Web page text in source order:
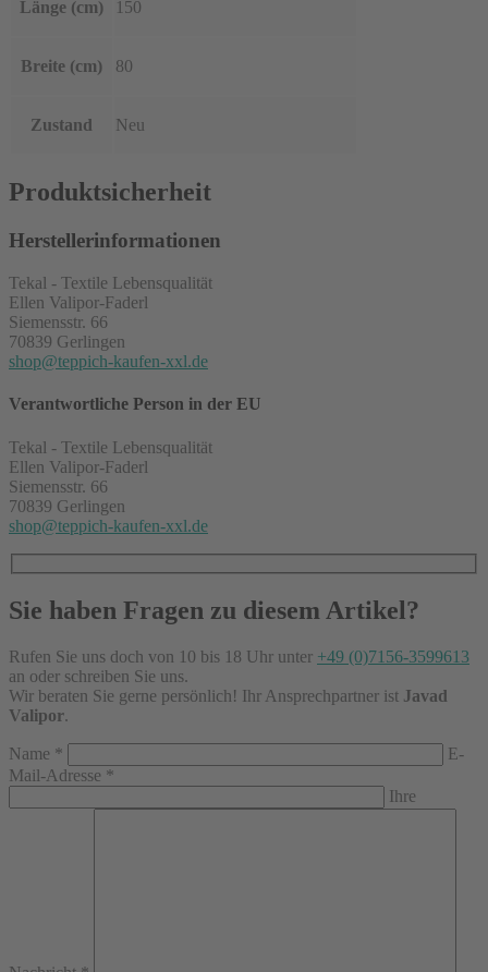
Länge (cm) 150
Breite (cm) 80
Zustand Neu
Produktsicherheit
Herstellerinformationen
Tekal - Textile Lebensqualität
Ellen Valipor-Faderl
Siemensstr. 66
70839 Gerlingen
shop@teppich-kaufen-xxl.de
Verantwortliche Person in der EU
Tekal - Textile Lebensqualität
Ellen Valipor-Faderl
Siemensstr. 66
70839 Gerlingen
shop@teppich-kaufen-xxl.de
Sie haben Fragen zu diesem Artikel?
Rufen Sie uns doch von 10 bis 18 Uhr unter +49 (0)7156-3599613
an oder schreiben Sie uns.
Wir beraten Sie gerne persönlich! Ihr Ansprechpartner ist Javad
Valipor.
Name *
E-
Mail-Adresse *
Ihre